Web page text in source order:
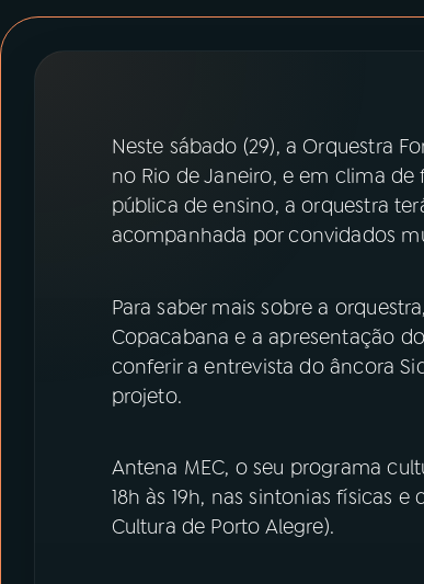
ACOMPANHE A RÁDIO MEC
Neste sábado (29), a Orquestra
no Rio de Janeiro, e em clima
pública de ensino, a orquestra
acompanhada por convidados
Para saber mais sobre a
Copacabana e a apresentação
conferir a entrevista do âncora
projeto.
Antena MEC, o seu programa
18h às 19h, nas sintonias físicas
Cultura de Porto Alegre).